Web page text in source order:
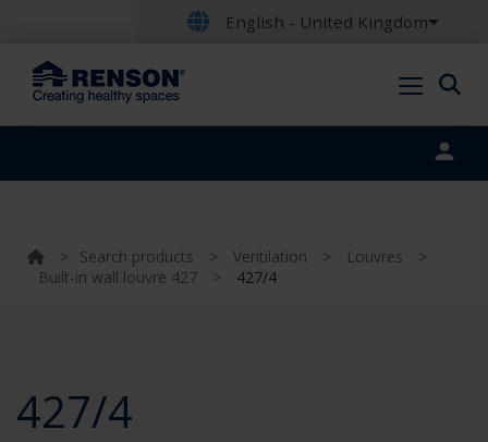
English - United Kingdom
> Search products > Ventilation > Louvres
>
Built-in wall louvre 427
> 427/4
427/4